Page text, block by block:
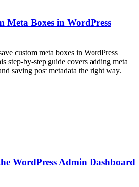
Meta Boxes in WordPress
custom meta boxes in WordPress
step-by-step guide covers adding meta
saving post metadata the right way.
WordPress Admin Dashboard